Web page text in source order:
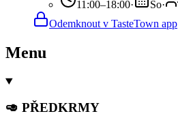
11:00–18:00· So·
Odemknout v TasteTown app
Menu
🥑 PŘEDKRMY